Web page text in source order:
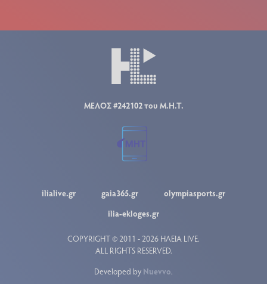
ΜΕΛΟΣ #242102 του Μ.Η.Τ.
ilialive.gr gaia365.gr
olympiasports.gr
ilia-ekloges.gr
COPYRIGHT © 2011 - 2026 ΗΛΕΙΑ LIVE.
ALL RIGHTS RESERVED.
Developed by Nuevvo.